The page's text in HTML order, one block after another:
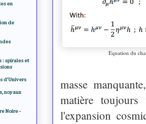
Equation du
masse
matière toujours
l'expansion
en
de
: spirales et
d'Univers
noyaux
Noire -